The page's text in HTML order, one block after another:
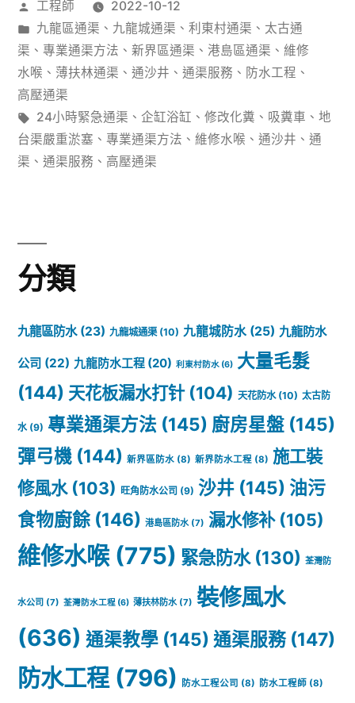
粉
用
法
道
疏
牌
子
好
用？
2023
坑
馬
桶|
廁
所
疏
作
者：
工程師
2022-10-12
分
類：
九龍區通渠 、 九龍城通渠 、 利東村通渠 、 太古通
渠 、 專業通渠方法 、 新界區通渠 、 港島區通渠 、 維修
水喉 、 薄扶林通渠 、 通沙井 、 通渠服務 、 防水工程 、
高壓通渠
標
籤:
24小時緊急通渠 、 企缸浴缸 、 修改化糞 、 吸糞車 、 地
台渠嚴重淤塞 、 專業通渠方法 、 維修水喉 、 通沙井 、 通
渠 、 通渠服務 、 高壓通渠
分類
九龍區防水(23) 九龍城通渠(10) 九龍城防水 (25) 九龍防水
公司 (22) 九龍防水工程 (20) 利東村防水 (6) 大量毛髮
(144) 天花板漏水打针(104) 天花防水(10) 太古防
水(9) 專業通渠方法 (145) 廚房星盤 (145)
彈弓機 (144) 新界區防水 (8) 新界防水工程 (8) 施工裝
修風水(103) 旺角防水公司 (9) 沙井 (145) 油污
食物廚餘 (146) 港島區防水(7) 漏水修补(105)
維修水喉 (775) 緊急防水(130) 荃灣防
水公司 (7) 荃灣防水工程 (6) 薄扶林防水(7) 裝修風水
(636) 通渠教學 (145) 通渠服務(147)
防水工程(796) 防水工程公司 (8) 防水工程師 (8)